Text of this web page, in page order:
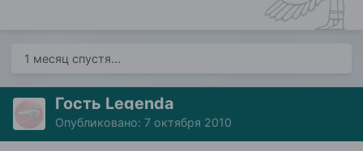
1 месяц спустя...
Гость Legenda
Опубликовано: 7 октября 2010